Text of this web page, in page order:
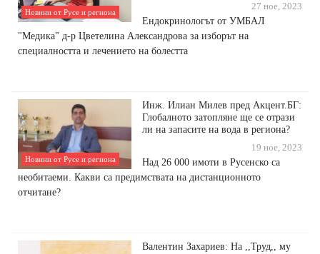
Новини от Русе и региона
27 ное, 2023
Ендокринологът от УМБАЛ
"Медика" д-р Цветелина Александрова за изборът на
специалността и лечението на болестта
Новини от Русе и региона
Инж. Илиан Милев пред Акцент.БГ:
Глобалното затопляне ще се отрази
ли на запасите на вода в региона?
19 ное, 2023
Над 26 000 имоти в Русенско са
необитаеми. Какви са предимствата на дистанционното
отчитане?
Валентин Захариев: На ,,Труд,, му